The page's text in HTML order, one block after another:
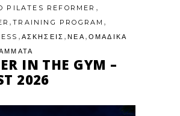
PILATES REFORMER ,
,TRAINING PROGRAM ,
, ΑΣΚΗΣΕΙΣ ,ΝΕΑ , ΟΜΑΔΙΚΑ
IN THE GYM –
2026